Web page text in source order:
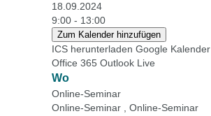
18.09.2024
9:00 - 13:00
Zum Kalender hinzufügen
ICS herunterladen Google Kalender
Office 365 Outlook Live
Wo
Online-Seminar
Online-Seminar , Online-Seminar